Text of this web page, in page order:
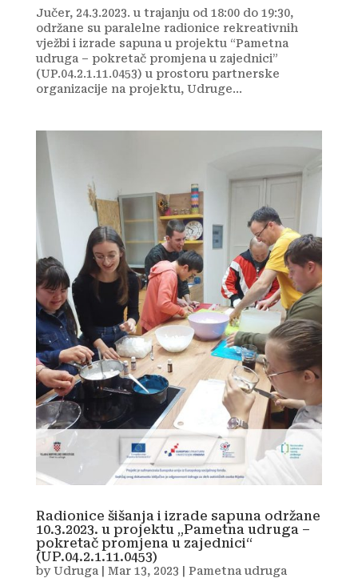
Jučer, 24.3.2023. u trajanju od 18:00 do 19:30,
održane su paralelne radionice rekreativnih
vježbi i izrade sapuna u projektu “Pametna
udruga – pokretač promjena u zajednici”
(UP.04.2.1.11.0453) u prostoru partnerske
organizacije na projektu, Udruge...
Radionice šišanja i izrade sapuna održane
10.3.2023. u projektu „Pametna udruga –
pokretač promjena u zajednici“
(UP.04.2.1.11.0453)
byUdruga | Mar 13, 2023 | Pametna udruga